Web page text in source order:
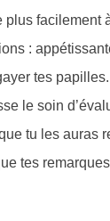
plus facilement
:
tes
le soin
tu les auras
tes